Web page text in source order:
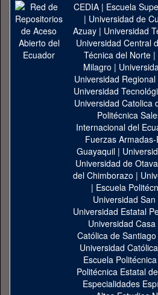
CEDIA| Escuela
| Universidad de
Azuay| Universidad
Universidad Central
Técnica del Norte |
Milagro |
Universidad
Universidad
Universidad Catolica
Politécnica
Internacional del
Fuerzas Armadas-
Guayaquil|
Universidad de
del Chimborazo |
| Escuela
Universidad
Universidad Estatal
Universidad
Católica de
Universidad
Escuela
Politécnica Estatal
Especialidades